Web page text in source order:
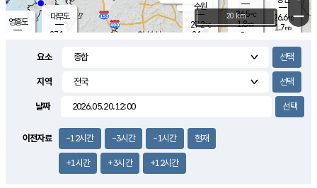
영흥도
26.6℃
1.7m/s
1.9m/s
대부도
27.1
mm
26.5℃
1.8m/s
-
수원
27.2℃
2.1 m/s
−
20 km
요소
지역
날짜
이전자료 -12시간 -3시간 -1시간 현재
+1시간 +3시간 +12시간